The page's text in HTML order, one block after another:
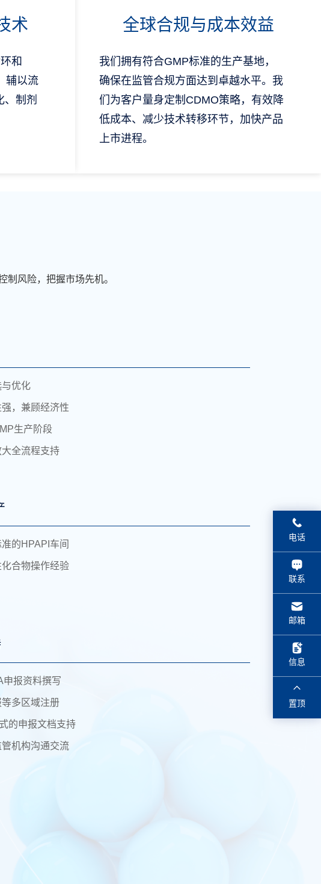
术
和
辅以流
、制剂
全球合规与成本效益
我们拥有符合GMP标准的生产基地，
确保在监管合规方面达到卓越水平。我
们为客户量身定制CDMO策略，有效降
低成本、减少技术转移环节，加快产品
上市进程。
风险，把握市场先机。
优化
，兼顾经济性
生产阶段
全流程支持
的HPAPI车间
合物操作经验
申报资料撰写
多区域注册
的申报文档支持
机构沟通交流
电话
China:
联系
邮箱
信息
置顶